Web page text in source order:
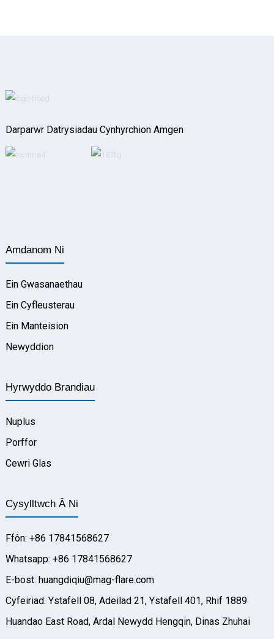
Darparwr Datrysiadau Cynhyrchion Amgen
Amdanom Ni
Ein Gwasanaethau
Ein Cyfleusterau
Ein Manteision
Newyddion
Hyrwyddo Brandiau
Nuplus
Porffor
Cewri Glas
Cysylltwch Â Ni
Ffôn: +86 17841568627
Whatsapp: +86 17841568627
E-bost: huangdiqiu@mag-flare.com
Cyfeiriad: Ystafell 08, Adeilad 21, Ystafell 401, Rhif 1889
Huandao East Road, Ardal Newydd Hengqin, Dinas Zhuhai